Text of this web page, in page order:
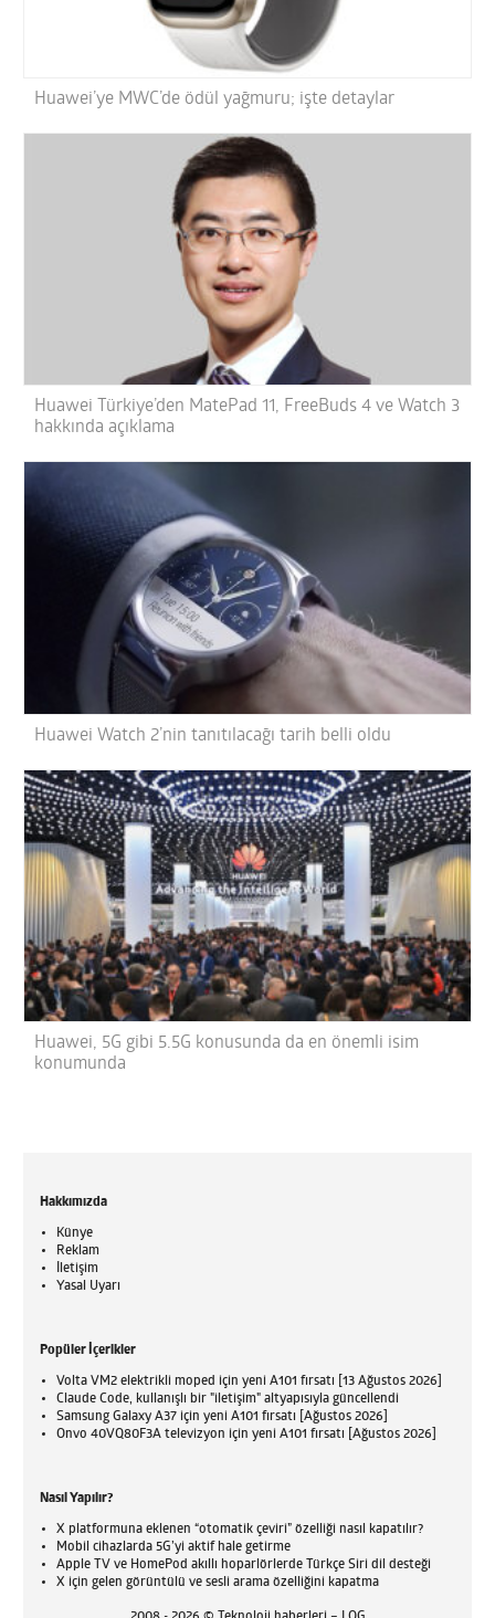
Huawei’ye MWC’de ödül yağmuru; işte detaylar
Huawei Türkiye’den MatePad 11, FreeBuds 4 ve Watch 3
hakkında açıklama
Huawei Watch 2’nin tanıtılacağı tarih belli oldu
Huawei, 5G gibi 5.5G konusunda da en önemli isim
konumunda
Hakkımızda
Künye
Reklam
İletişim
Yasal Uyarı
Popüler İçerikler
Volta VM2 elektrikli moped için yeni A101 fırsatı [13 Ağustos 2026]
Claude Code, kullanışlı bir "iletişim" altyapısıyla güncellendi
Samsung Galaxy A37 için yeni A101 fırsatı [Ağustos 2026]
Onvo 40VQ80F3A televizyon için yeni A101 fırsatı [Ağustos 2026]
Nasıl Yapılır?
X platformuna eklenen “otomatik çeviri” özelliği nasıl kapatılır?
Mobil cihazlarda 5G’yi aktif hale getirme
Apple TV ve HomePod akıllı hoparlörlerde Türkçe Siri dil desteği
X için gelen görüntülü ve sesli arama özelliğini kapatma